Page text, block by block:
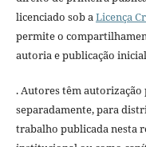
licenciado sob aLicença
permite o
autoria e publicação
. Autores têm
separadamente, para
trabalho publicada nesta